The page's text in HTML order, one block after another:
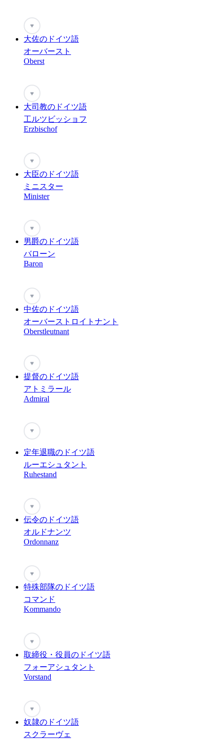
♥
大佐のドイツ語
オーバースト
Oberst
♥
大司教のドイツ語
工ルツビッショフ
Erzbischof
♥
大臣のドイツ語
ミニスター
Minister
♥
男爵のドイツ語
バローン
Baron
♥
中佐のドイツ語
オーバーストロイトナント
Oberstleutnant
♥
提督のドイツ語
アトミラール
Admiral
♥
定年退職のドイツ語
ルーエシュタント
Ruhestand
♥
伝令のドイツ語
オルドナンツ
Ordonnanz
♥
特殊部隊のドイツ語
コマンド
Kommando
♥
取締役・役員のドイツ語
フォーアシュタント
Vorstand
♥
奴隷のドイツ語
スクラーヴェ